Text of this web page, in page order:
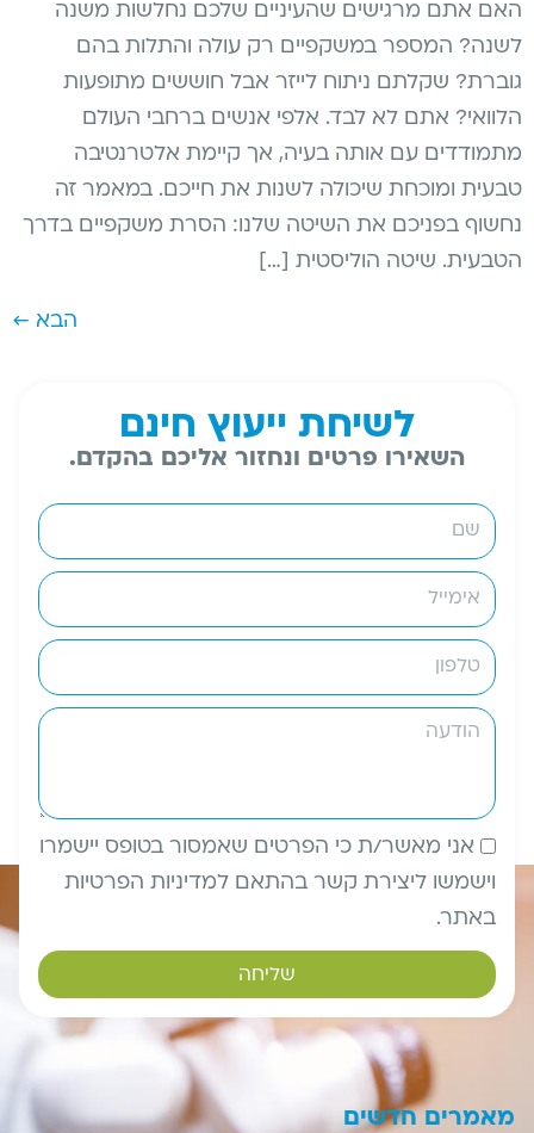
האם אתם מרגישים שהעיניים שלכם נחלשות משנה
לשנה? המספר במשקפיים רק עולה והתלות בהם
גוברת? שקלתם ניתוח לייזר אבל חוששים מתופעות
הלוואי? אתם לא לבד. אלפי אנשים ברחבי העולם
מתמודדים עם אותה בעיה, אך קיימת אלטרנטיבה
טבעית ומוכחת שיכולה לשנות את חייכם. במאמר זה
נחשוף בפניכם את השיטה שלנו: הסרת משקפיים בדרך
הטבעית. שיטה הוליסטית […]
הבא ←
לשיחת ייעוץ חינם
השאירו פרטים ונחזור אליכם בהקדם.
אני מאשר/ת כי הפרטים שאמסור בטופס יישמרו
וישמשו ליצירת קשר בהתאם למדיניות הפרטיות
באתר.
שליחה
מאמרים חדשים